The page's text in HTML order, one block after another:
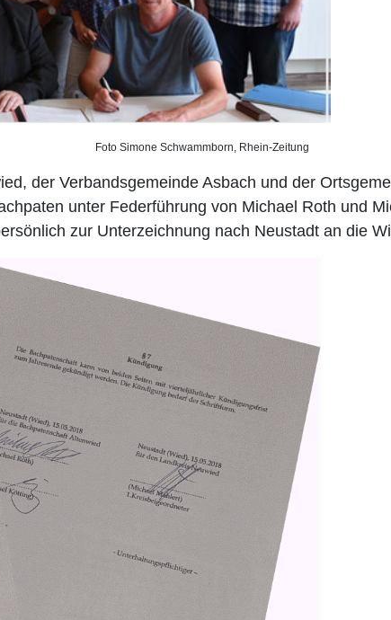
Simone Schwammborn, Rhein-Zeitung
der Verbandsgemeinde Asbach und der
unter Federführung von Michael Roth und
zur Unterzeichnung nach Neustadt an die